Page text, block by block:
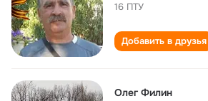
16 ПТУ
Добавить в друзья
Олег Филин